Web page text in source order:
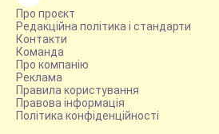
Про проєкт
Редакційна політика і стандарти
Контакти
Команда
Про компанію
Реклама
Правила користування
Правова інформація
Політика конфіденційності